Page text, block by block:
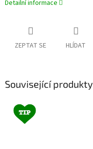
Detailní informace
ZEPTAT SE HLÍDAT
Související produkty